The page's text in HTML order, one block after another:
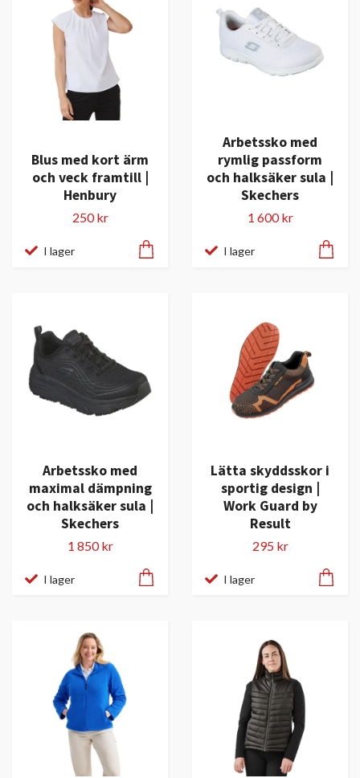
Blus med kort ärm
och veck framtill |
Henbury
250 kr
I lager
Arbetssko med
rymlig passform
och halksäker sula |
Skechers
1 600 kr
I lager
Arbetssko med
maximal dämpning
och halksäker sula |
Skechers
1 850 kr
I lager
Lätta skyddsskor i
sportig design |
Work Guard by
Result
295 kr
I lager